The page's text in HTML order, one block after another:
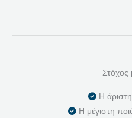
Στόχος
Η
Η μέγιστη